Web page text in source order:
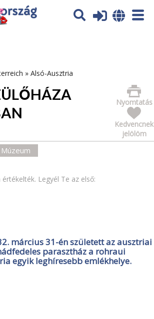
használ. További tájékoztatás itt:
» Alsó-Ausztria
Nyomtatás
Kedvencnek
jelölöm
Múzeum
Legyél Te az első:
március 31-én született az ausztriai
parasztház a rohraui
egyik leghíresebb emlékhelye.